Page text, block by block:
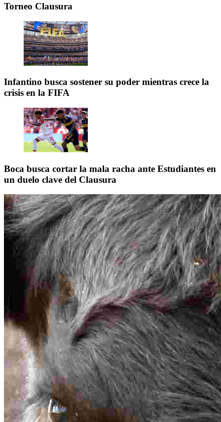
Torneo Clausura
Infantino busca sostener su poder mientras crece la
crisis en la FIFA
Boca busca cortar la mala racha ante Estudiantes en
un duelo clave del Clausura